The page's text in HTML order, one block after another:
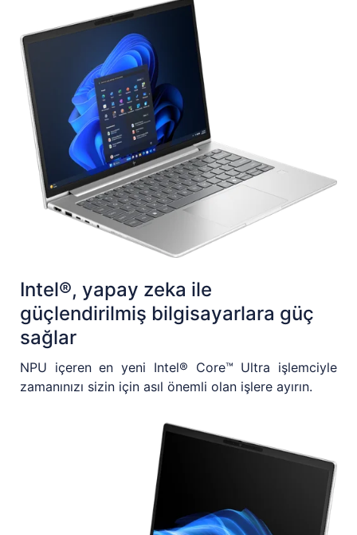
Intel®, yapay zeka ile
güçlendirilmiş bilgisayarlara güç
sağlar
NPU içeren en yeni Intel® Core™ Ultra işlemciyle
zamanınızı sizin için asıl önemli olan işlere ayırın.